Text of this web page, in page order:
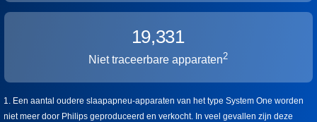
19,331
Niet traceerbare apparaten2
1. Een aantal oudere slaapapneu-apparaten van het type System One worden
niet meer door Philips geproduceerd en verkocht. In veel gevallen zijn deze